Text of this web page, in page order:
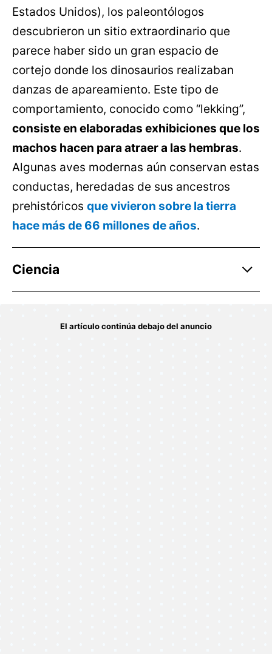
Estados Unidos), los paleontólogos
descubrieron un sitio extraordinario que
parece haber sido un gran espacio de
cortejo donde los dinosaurios realizaban
danzas de apareamiento. Este tipo de
comportamiento, conocido como “lekking”,
consiste en elaboradas exhibiciones que los
machos hacen para atraer a las hembras.
Algunas aves modernas aún conservan estas
conductas, heredadas de sus ancestros
prehistóricos que vivieron sobre la tierra
hace más de 66 millones de años.
Ciencia